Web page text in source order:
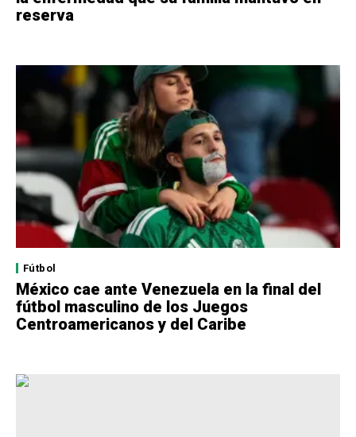
reserva
Fútbol
México cae ante Venezuela en la final del
fútbol masculino de los Juegos
Centroamericanos y del Caribe